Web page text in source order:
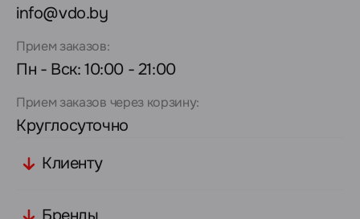
info@vdo.by
Прием заказов:
Пн - Вск: 10:00 - 21:00
Прием заказов через корзину:
Круглосуточно
Клиенту